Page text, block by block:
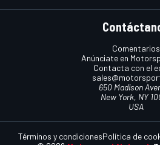
Comentarios
Anúnciate en
Contacta con el
650 Madison
New York, NY
USA
Términos y condicionesPolítica de